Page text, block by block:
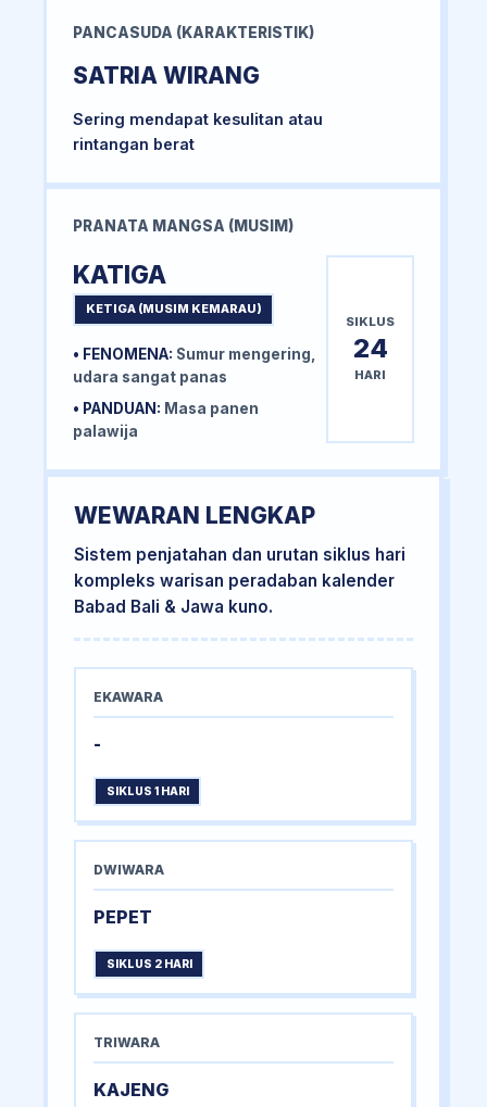
PANCASUDA (KARAKTERISTIK)
SATRIA WIRANG
Sering mendapat kesulitan atau
rintangan berat
PRANATA MANGSA (MUSIM)
KATIGA
KETIGA (MUSIM KEMARAU)
• FENOMENA: Sumur mengering,
udara sangat panas
• PANDUAN: Masa panen
palawija
SIKLUS
24
HARI
WEWARAN LENGKAP
Sistem penjatahan dan urutan siklus hari
kompleks warisan peradaban kalender
Babad Bali & Jawa kuno.
EKAWARA
-
SIKLUS 1 HARI
DWIWARA
PEPET
SIKLUS 2 HARI
TRIWARA
KAJENG